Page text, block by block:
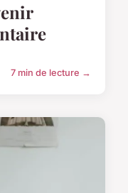
7 min de lecture →